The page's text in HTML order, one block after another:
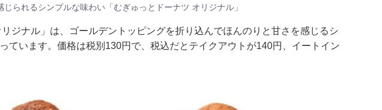
じられるシンプルな味わい「むぎゅっとドーナツ オリジナル」
リジナル」は、ゴールデントッピングを折り込んでほんのりと甘さを感じるシ
ています。価格は税別130円で、税込だとテイクアウトが140円、イートイン